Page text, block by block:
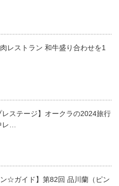
レストラン 和牛盛り合わせを1
レステージ】オークラの2024旅行
レ…
ン☆ガイド】第82回 品川蘭（ピン